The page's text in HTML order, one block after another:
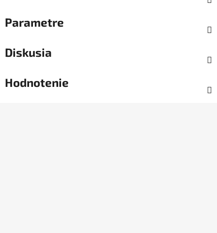
Parametre
Diskusia
Hodnotenie